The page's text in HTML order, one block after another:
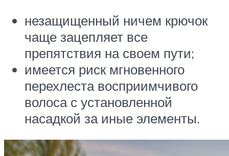
незащищенный ничем крючок
чаще зацепляет все
препятствия на своем пути;
имеется риск мгновенного
перехлеста восприимчивого
волоса с установленной
насадкой за иные элементы.